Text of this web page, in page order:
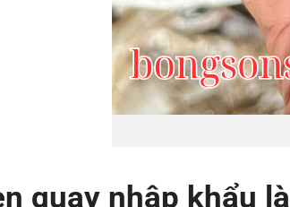
quay nhập khẩu